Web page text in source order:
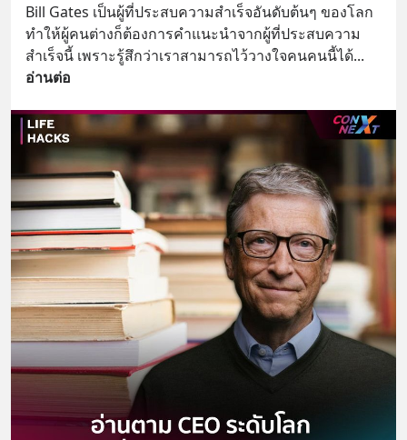
Bill Gates เป็นผู้ที่ประสบความสำเร็จอันดับต้นๆ ของโลก
ทำให้ผู้คนต่างก็ต้องการคำแนะนำจากผู้ที่ประสบความ
สำเร็จนี้ เพราะรู้สึกว่าเราสามารถไว้วางใจคนคนนี้ได้
อ่านต่อ